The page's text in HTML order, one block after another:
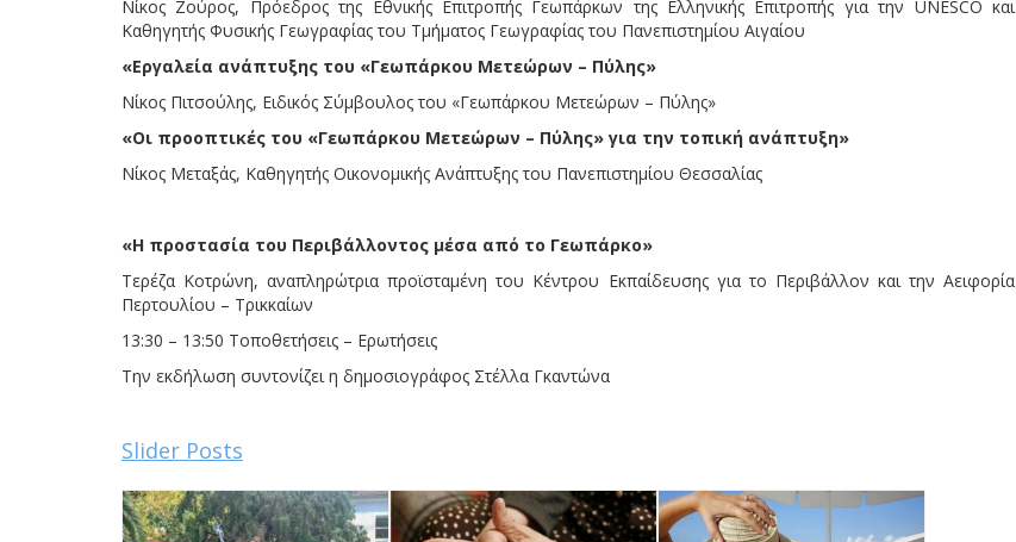
Νίκος Ζούρος, Πρόεδρος της Εθνικής Επιτροπής Γεωπάρκων της Ελληνικής Επιτροπής για την UNESCO και
Καθηγητής Φυσικής Γεωγραφίας του Τμήματος Γεωγραφίας του Πανεπιστημίου Αιγαίου
«Εργαλεία ανάπτυξης του «Γεωπάρκου Μετεώρων – Πύλης»
Νίκος Πιτσούλης, Ειδικός Σύμβουλος του «Γεωπάρκου Μετεώρων – Πύλης»
«Οι προοπτικές του «Γεωπάρκου Μετεώρων – Πύλης» για την τοπική ανάπτυξη»
Νίκος Μεταξάς, Καθηγητής Οικονομικής Ανάπτυξης του Πανεπιστημίου Θεσσαλίας
«Η προστασία του Περιβάλλοντος μέσα από το Γεωπάρκο»
Τερέζα Κοτρώνη, αναπληρώτρια προϊσταμένη του Κέντρου Εκπαίδευσης για το Περιβάλλον και την Αειφορία
Περτουλίου – Τρικκαίων
13:30 – 13:50 Τοποθετήσεις – Ερωτήσεις
Την εκδήλωση συντονίζει η δημοσιογράφος Στέλλα Γκαντώνα
Slider Posts